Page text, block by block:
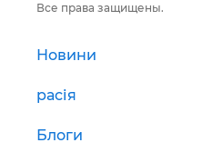
Все права защищены.
Новини
расія
Блоги